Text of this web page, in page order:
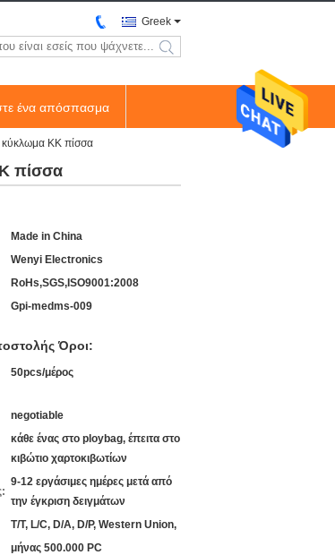
Greek
search
ένα απόσπασμα
κύκλωμα ΚΚ πίσσα
πίσσα
Made in China
Wenyi Electronics
RoHs,SGS,ISO9001:2008
Gpi-medms-009
Όροι:
50pcs/μέρος
negotiable
κάθε ένας στο ploybag, έπειτα στο
κιβώτιο χαρτοκιβωτίων
9-12 εργάσιμες ημέρες μετά από
την έγκριση δειγμάτων
T/T, L/C, D/A, D/P, Western Union,
μήνας 500.000 PC